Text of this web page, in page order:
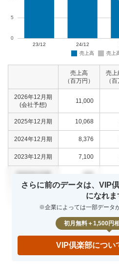
売上高
（百万円）
売上
（
2026年12月期
(会社予想)
11,000
2025年12月期 10,068
2024年12月期 8,376
2023年12月期 7,100
0000年0月期 000
000
0000年0月期 000
さらに前のデータは、VIP
になれま
※企業によっては一部データ
初月無料＋1,500円
VIP倶楽部につい